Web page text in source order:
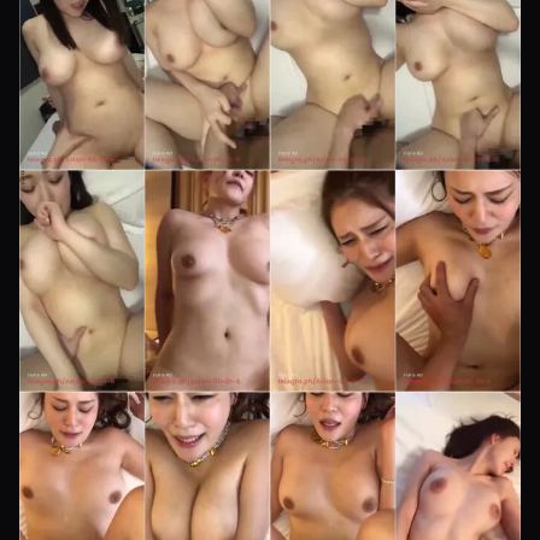
Langkah 3: Buka Halaman abg
Langkah 4: Tekan Tombol Putar
Langkah 5: Atur Kualitas Tayangan
Mengatasi Masalah Umum
Penutup
Langkah 1: Siapkan Perangkat
Mulailah dengan menyiapkan perangkat yang akan kamu
gunakan, baik ponsel maupun komputer. Pastikan daya baterai
mencukupi dan tutup aplikasi lain yang tidak diperlukan agar
perangkat bekerja lebih ringan saat memutar tayangan.
Perangkat yang tidak terbebani akan memproses video dengan
lebih lancar. Persiapan kecil ini sering diabaikan, padahal sangat
menentukan kenyamanan saat menonton abg nantinya.
Langkah 2: Pastikan Koneksi Stabil
Langkah berikutnya, periksa koneksi internetmu. Jaringan yang
stabil adalah kunci utama agar tayangan berjalan tanpa jeda. Jika
memungkinkan, gunakan WiFi yang andal daripada data seluler